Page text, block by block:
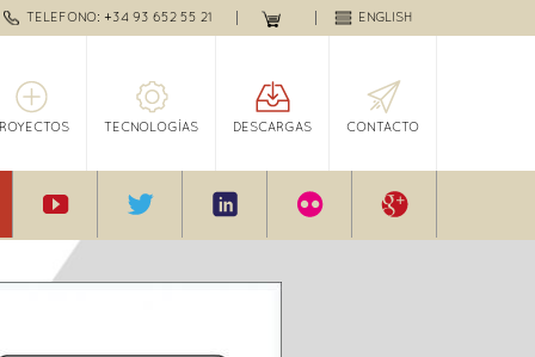
ENGLISH
TELEFONO: +34 93 652 55 21
TECNOLOGÍAS DESCARGAS CONTACTO